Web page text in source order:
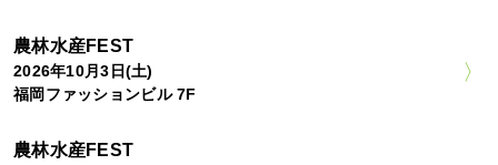
農林水産FEST
2026年10月3日(土)
福岡ファッションビル 7F
農林水産FEST